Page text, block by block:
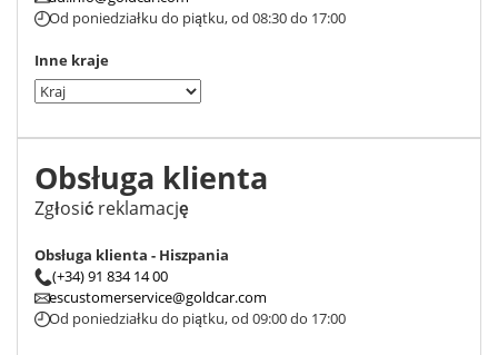
Od poniedziałku do piątku, od 08:30 do 17:00
Inne kraje
Obsługa klienta
Zgłosić reklamację
Obsługa klienta - Hiszpania
(+34) 91 834 14 00
escustomerservice@goldcar.com
Od poniedziałku do piątku, od 09:00 do 17:00